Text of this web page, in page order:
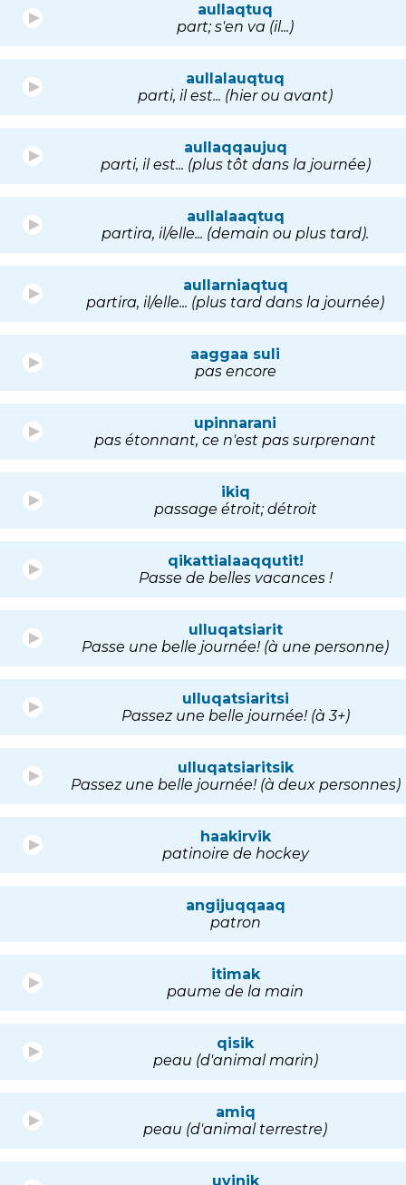
aullaqtuq
part; s'en va (il...)
aullalauqtuq
parti, il est... (hier ou avant)
aullaqqaujuq
parti, il est... (plus tôt dans la journée)
aullalaaqtuq
partira, il/elle... (demain ou plus tard).
aullarniaqtuq
partira, il/elle... (plus tard dans la journée)
aaggaa suli
pas encore
upinnarani
pas étonnant, ce n'est pas surprenant
ikiq
passage étroit; détroit
qikattialaaqqutit!
Passe de belles vacances !
ulluqatsiarit
Passe une belle journée! (à une personne)
ulluqatsiaritsi
Passez une belle journée! (à 3+)
ulluqatsiaritsik
Passez une belle journée! (à deux personnes)
haakirvik
patinoire de hockey
angijuqqaaq
patron
itimak
paume de la main
qisik
peau (d'animal marin)
amiq
peau (d'animal terrestre)
uvinik